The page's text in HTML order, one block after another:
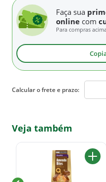
Faça sua
online com
Para compras
Calcular o frete e prazo:
Veja também